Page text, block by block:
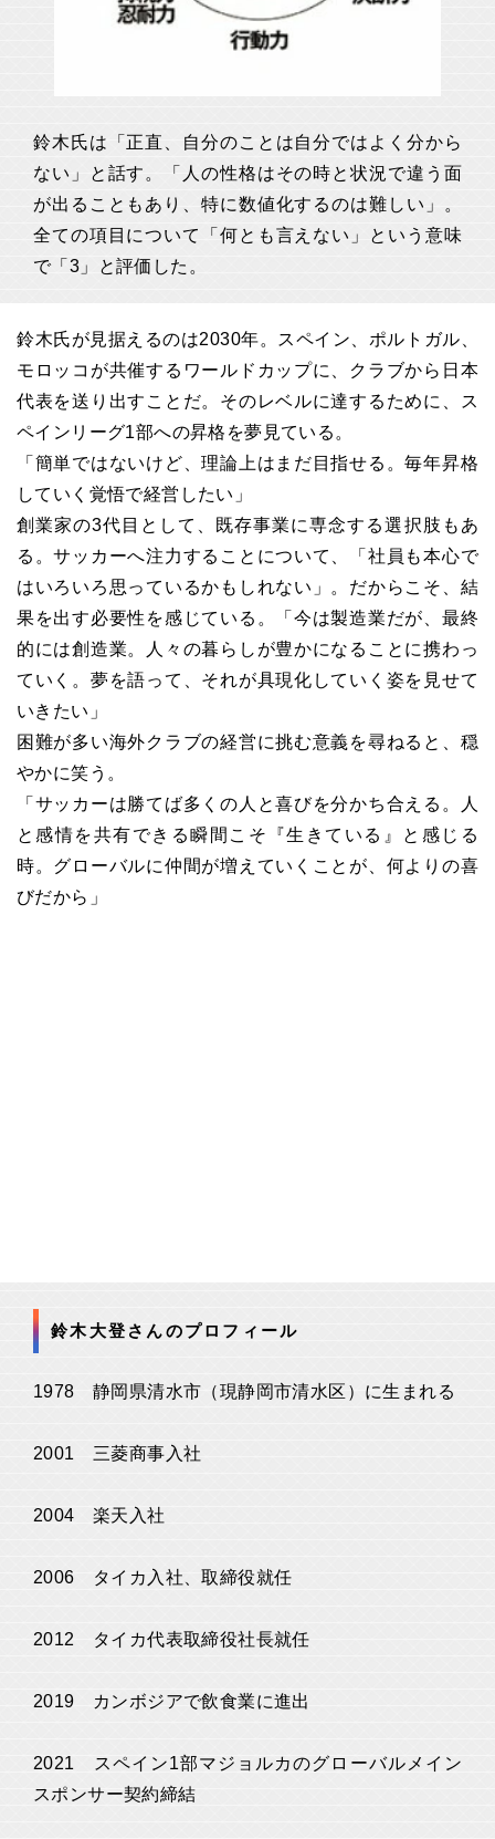
鈴木氏は「正直、自分のことは自分ではよく分から
ない」と話す。「人の性格はその時と状況で違う面
が出ることもあり、特に数値化するのは難しい」。
全ての項目について「何とも言えない」という意味
で「3」と評価した。
鈴木氏が見据えるのは2030年。スペイン、ポルトガル、
モロッコが共催するワールドカップに、クラブから日本
代表を送り出すことだ。そのレベルに達するために、ス
ペインリーグ1部への昇格を夢見ている。
「簡単ではないけど、理論上はまだ目指せる。毎年昇格
していく覚悟で経営したい」
創業家の3代目として、既存事業に専念する選択肢もあ
る。サッカーへ注力することについて、「社員も本心で
はいろいろ思っているかもしれない」。だからこそ、結
果を出す必要性を感じている。「今は製造業だが、最終
的には創造業。人々の暮らしが豊かになることに携わっ
ていく。夢を語って、それが具現化していく姿を見せて
いきたい」
困難が多い海外クラブの経営に挑む意義を尋ねると、穏
やかに笑う。
「サッカーは勝てば多くの人と喜びを分かち合える。人
と感情を共有できる瞬間こそ『生きている』と感じる
時。グローバルに仲間が増えていくことが、何よりの喜
びだから」
鈴木大登さんのプロフィール
1978 静岡県清水市（現静岡市清水区）に生まれる
2001 三菱商事入社
2004 楽天入社
2006 タイカ入社、取締役就任
2012 タイカ代表取締役社長就任
2019 カンボジアで飲食業に進出
2021 スペイン1部マジョルカのグローバルメイン
スポンサー契約締結